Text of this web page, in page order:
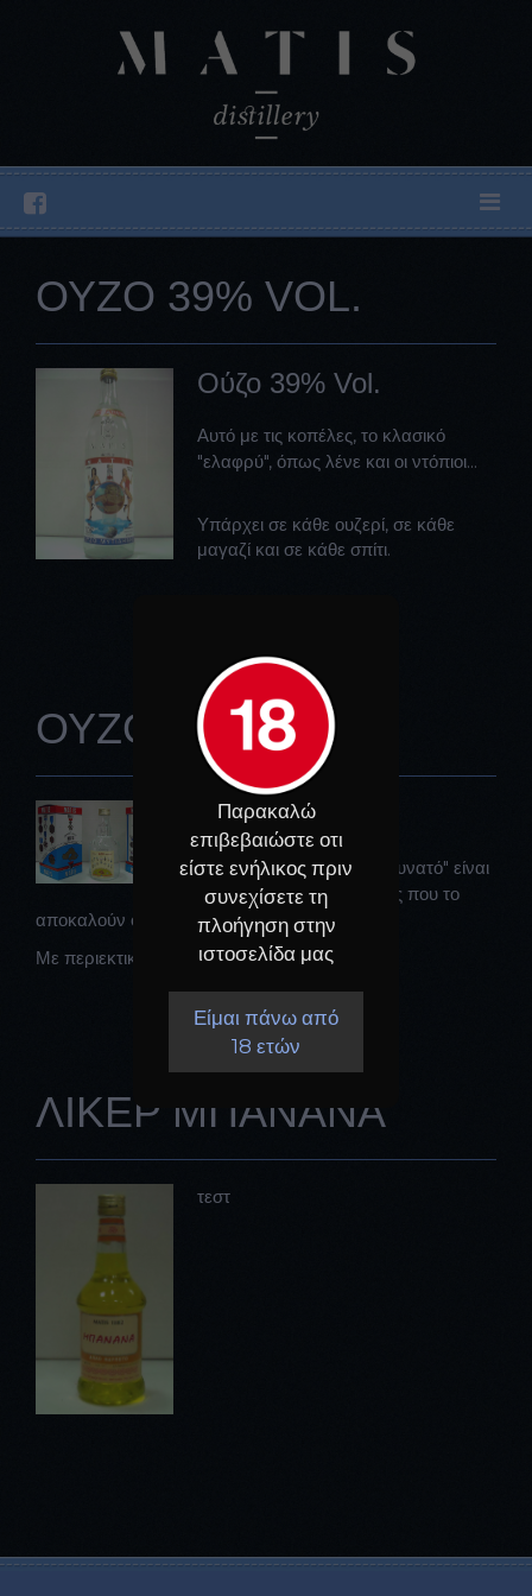
Παρακαλώ
επιβεβαιώστε οτι
είστε ενήλικος πριν
συνεχίσετε τη
πλοήγηση στην
ιστοσελίδα μας
Είμαι πάνω από
18 ετών
ΟΥΖΟ 39% VOL.
Ούζο 39% Vol.
Αυτό με τις κοπέλες, το κλασικό
"ελαφρύ", όπως λένε και οι ντόπιοι...
Υπάρχει σε κάθε ουζερί, σε κάθε
μαγαζί και σε κάθε σπίτι.
ΟΥΖO 40% VOL.
Ούζο 40% Vol.
Το "καλό", το "εξάρι", το "δυνατό" είναι
μερικές απο τις ονομασίες που το
αποκαλούν οι ντόπιοι.
Με περιεκτικότητα 40% οινόπνευμα.
ΛΙΚΕΡ ΜΠΑΝΑΝΑ
τεστ